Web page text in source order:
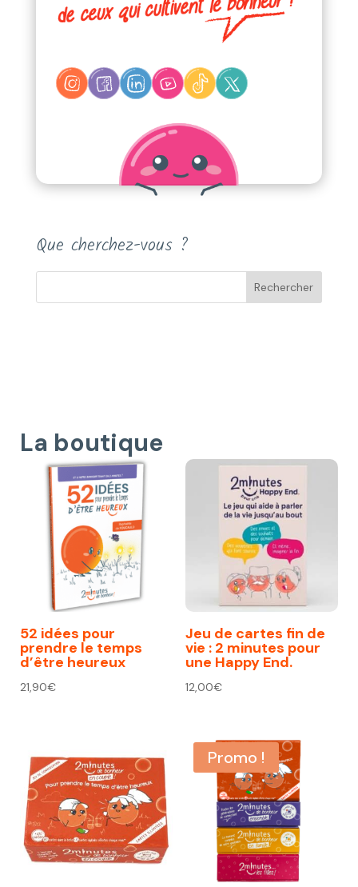
Que cherchez-vous ?
La boutique
52 idées pour
prendre le temps
d’être heureux
21,90€
Jeu de cartes fin de
vie : 2 minutes pour
une Happy End.
12,00€
Promo !